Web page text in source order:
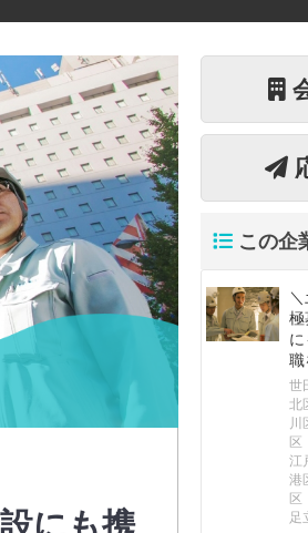
にも携
この企
極
職
世
北
川
区
江
港
区
足